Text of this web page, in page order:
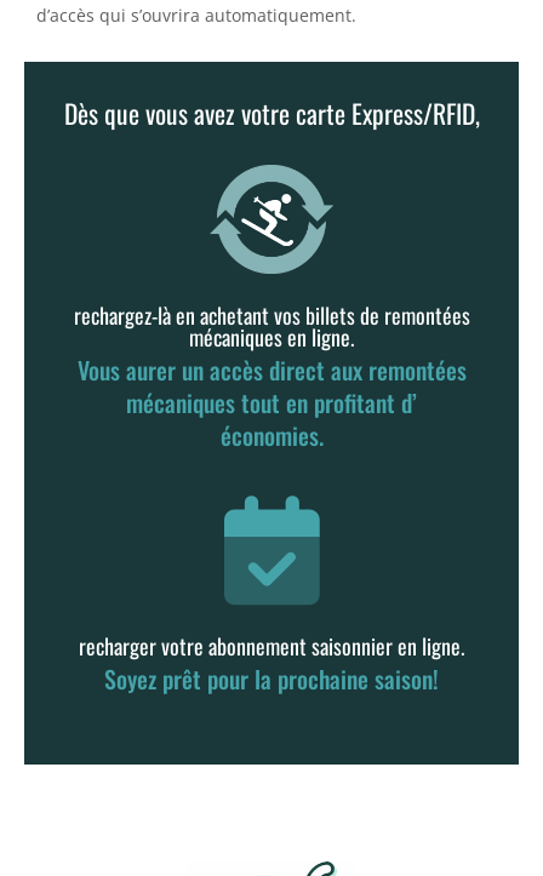
d’accès qui s’ouvrira automatiquement.
Dès que vous avez votre carte Express/RFID,
rechargez-là en achetant vos billets de remontées
mécaniques en ligne.
Vous aurer un accès direct aux remontées
mécaniques tout en profitant d’
économies.
recharger votre abonnement saisonnier en ligne.
Soyez prêt pour la prochaine saison!